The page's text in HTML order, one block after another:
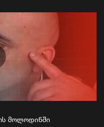
მოლოდინში